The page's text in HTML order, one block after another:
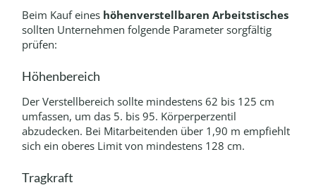
Beim Kauf eines höhenverstellbaren Arbeitstisches
sollten Unternehmen folgende Parameter sorgfältig
prüfen:
Höhenbereich
Der Verstellbereich sollte mindestens 62 bis 125 cm
umfassen, um das 5. bis 95. Körperperzentil
abzudecken. Bei Mitarbeitenden über 1,90 m empfiehlt
sich ein oberes Limit von mindestens 128 cm.
Tragkraft